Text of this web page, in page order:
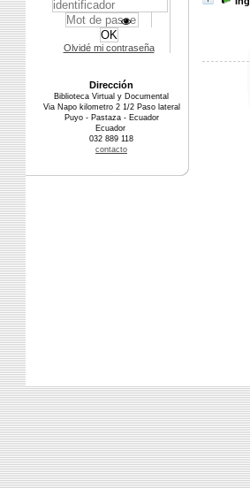
Olvidé mi contraseña
Dirección
Biblioteca Virtual y Documental
Via Napo kilometro 2 1/2 Paso lateral
Puyo - Pastaza - Ecuador
Ecuador
032 889 118
contacto